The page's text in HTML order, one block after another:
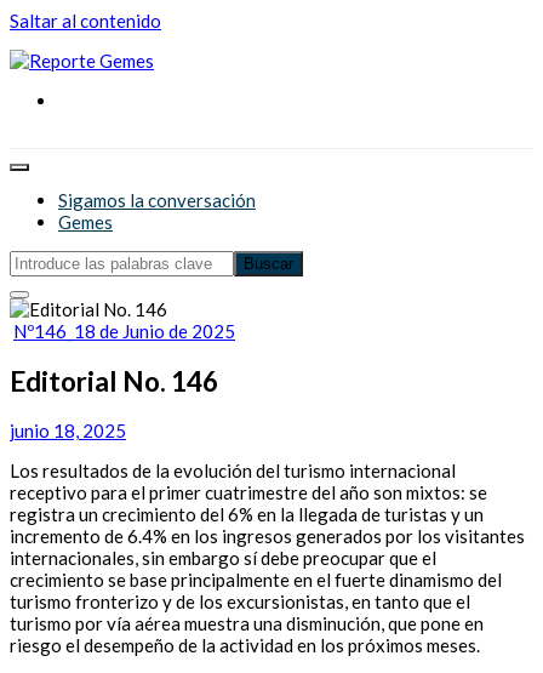
Saltar al contenido
Reporte Gemes
Sigamos la conversación
Gemes
Nº146_18 de Junio de 2025
Editorial No. 146
junio 18, 2025
Los resultados de la evolución del turismo internacional
receptivo para el primer cuatrimestre del año son mixtos: se
registra un crecimiento del 6% en la llegada de turistas y un
incremento de 6.4% en los ingresos generados por los visitantes
internacionales, sin embargo sí debe preocupar que el
crecimiento se base principalmente en el fuerte dinamismo del
turismo fronterizo y de los excursionistas, en tanto que el
turismo por vía aérea muestra una disminución, que pone en
riesgo el desempeño de la actividad en los próximos meses.